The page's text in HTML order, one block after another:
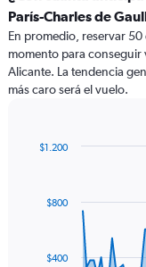
París-Charles de
En promedio, reservar 50
momento para conseguir
Alicante. La tendencia
más caro será el vuelo.
data
The$400
$800
$1.200